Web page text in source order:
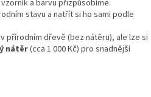
a barvu přizpůsobíme.
stavu a natřít si ho sami podle
přírodním dřevě (bez nátěru), ale lze si
nátěr(cca 1 000 Kč) pro snadnější